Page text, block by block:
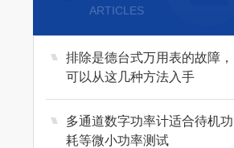
ARTICLES
排除是德台式万用表的故障，
可以从这几种方法入手
多通道数字功率计适合待机功
耗等微小功率测试